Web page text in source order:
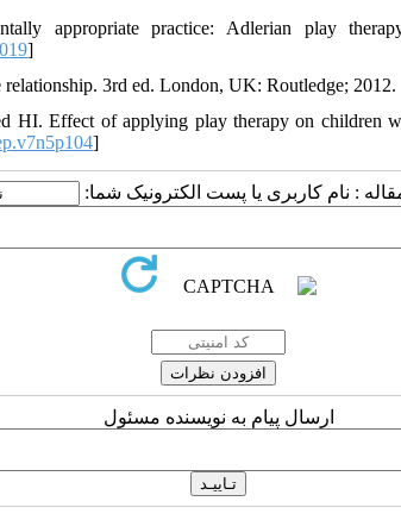
appropriate practice: Adlerian play
]
3rd ed. London, UK: Routledge; 2012.
HI. Effect of applying play therapy on children
]
: نام کاربری یا پست الکترونیک شما:
ارسال پیام به نویسنده مسئول